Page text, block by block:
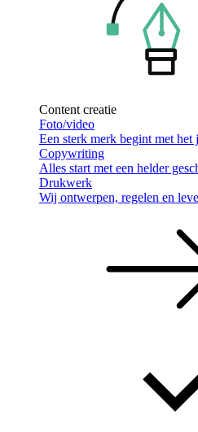
Content creatie
Foto/video
Een sterk merk begint met het
Copywriting
Alles start met een helder
Drukwerk
Wij ontwerpen, regelen en